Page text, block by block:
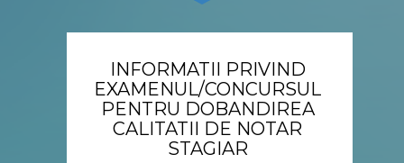
INFORMATII PRIVIND
EXAMENUL/CONCURSUL
PENTRU DOBANDIREA
CALITATII DE NOTAR
STAGIAR